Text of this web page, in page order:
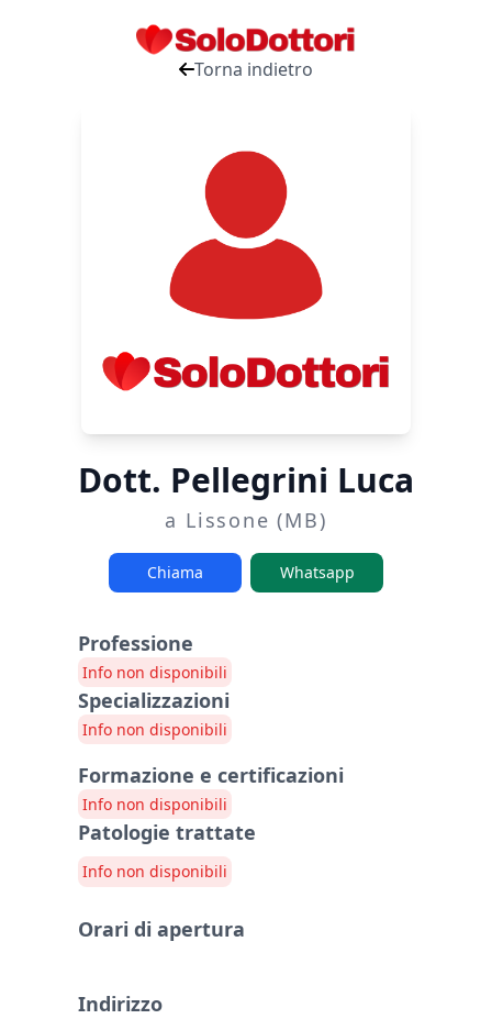
Torna indietro
Dott. Pellegrini Luca
a Lissone (MB)
Chiama Whatsapp
Professione
Info non disponibili
Specializzazioni
Info non disponibili
Formazione e certificazioni
Info non disponibili
Patologie trattate
Info non disponibili
Orari di apertura
Indirizzo